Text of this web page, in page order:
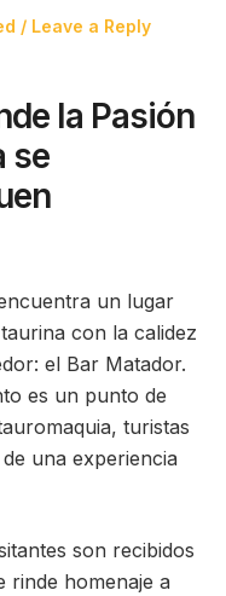
Leave a Reply
la Pasión
se
un lugar
con la calidez
el Bar Matador.
es un punto de
turistas
una experiencia
son recibidos
rinde homenaje a